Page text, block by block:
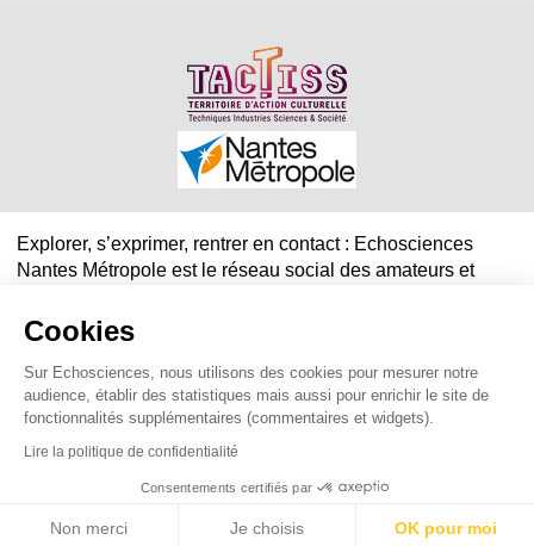
Cookies
Sur Echosciences, nous utilisons des cookies pour mesurer notre
audience, établir des statistiques mais aussi pour enrichir le site de
fonctionnalités supplémentaires (commentaires et widgets).
Lire la politique de confidentialité
Consentements certifiés par
Non merci Je choisis OK pour moi
Explorer, s’exprimer, rentrer en contact : Echosciences
Nantes Métropole est le réseau social des amateurs et
echosciencesnantesmetropole@gmail.com
Mentions légales |Politique de confidentialité |CGU
|Ligne éditoriale